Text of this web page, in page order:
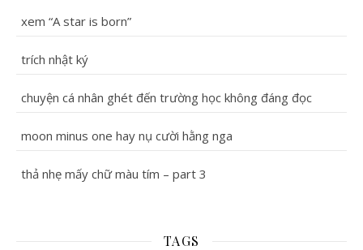
xem “A star is born”
trích nhật ký
chuyện cá nhân ghét đến trường học không đáng đọc
moon minus one hay nụ cười hằng nga
thả nhẹ mấy chữ màu tím – part 3
TAGS